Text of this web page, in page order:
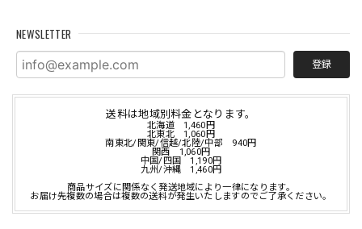
NEWSLETTER
登録
送料は地域別料金となります。
北海道 1,460円
北東北 1,060円
南東北/関東/信越/北陸/中部 940円
関西 1,060円
中国/四国 1,190円
九州/沖縄 1,460円
商品サイズに関係なく発送地域により一律になります。
お届け先複数の場合は複数の送料が発生いたしますのでご了承ください。